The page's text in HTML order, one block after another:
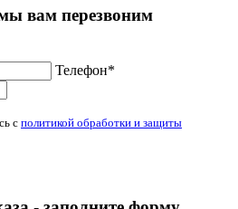
вам перезвоним
Телефон*
сполитикой обработки и защиты